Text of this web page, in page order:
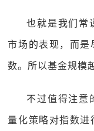
也就是我们常
市场的表现，而是
数。所以基金规模
不过值得注意
量化策略对指数进